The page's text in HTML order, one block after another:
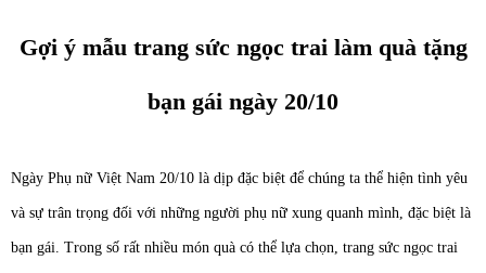
Gợi ý mẫu trang sức ngọc trai làm quà tặng
bạn gái ngày 20/10
Ngày Phụ nữ Việt Nam 20/10 là dịp đặc biệt để chúng ta thể hiện tình yêu
và sự trân trọng đối với những người phụ nữ xung quanh mình, đặc biệt là
bạn gái. Trong số rất nhiều món quà có thể lựa chọn, trang sức ngọc trai